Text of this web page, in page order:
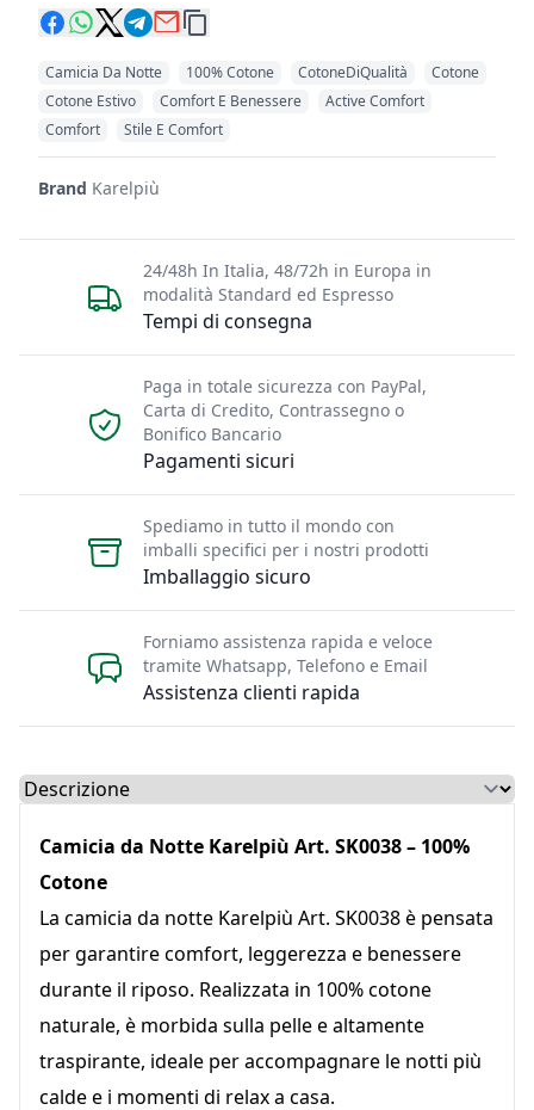
Camicia Da Notte 100% Cotone CotoneDiQualità
Cotone
Cotone Estivo
Comfort E Benessere
Active Comfort
Comfort
Stile E Comfort
Brand Karelpiù
Tempi di consegna
24/48h In Italia, 48/72h in Europa in
modalità Standard ed Espresso
Pagamenti sicuri
Paga in totale sicurezza con PayPal,
Carta di Credito, Contrassegno o
Bonifico Bancario
Imballaggio sicuro
Spediamo in tutto il mondo con
imballi specifici per i nostri prodotti
Assistenza clienti rapida
Forniamo assistenza rapida e veloce
tramite Whatsapp, Telefono e Email
Select a tab
Camicia da Notte Karelpiù Art. SK0038 – 100%
Cotone
La camicia da notte Karelpiù Art. SK0038 è pensata
per garantire comfort, leggerezza e benessere
durante il riposo. Realizzata in 100% cotone
naturale, è morbida sulla pelle e altamente
traspirante, ideale per accompagnare le notti più
calde e i momenti di relax a casa.